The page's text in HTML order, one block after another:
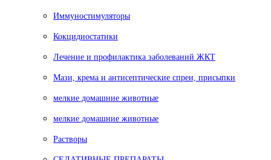
Иммуностимуляторы
Кокцидиостатики
Лечение и профилактика заболеваний ЖКТ
Мази, крема и антисептические спреи, присыпки
мелкие домашние животные
мелкие домашние животные
Растворы